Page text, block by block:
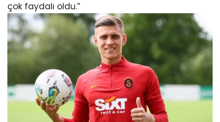
çok faydalı oldu.”